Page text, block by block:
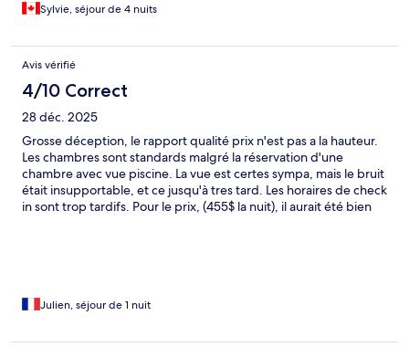
Sylvie, séjour de 4 nuits
Avis vérifié
4/10 Correct
28 déc. 2025
Grosse déception, le rapport qualité prix n'est pas a la hauteur.
Les chambres sont standards malgré la réservation d'une
chambre avec vue piscine. La vue est certes sympa, mais le bruit
était insupportable, et ce jusqu'à tres tard. Les horaires de check
in sont trop tardifs. Pour le prix, (455$ la nuit), il aurait été bien
Julien, séjour de 1 nuit